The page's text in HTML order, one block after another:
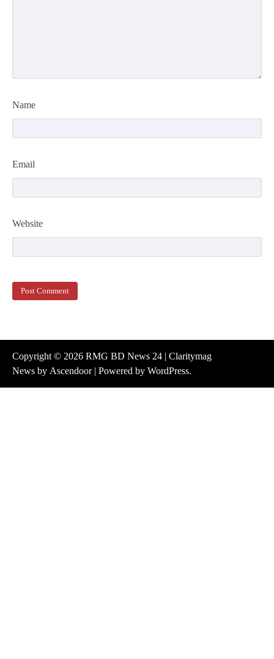
Name
Email
Website
Copyright © 2026 RMG BD News 24 | Claritymag
News by Ascendoor| Powered by WordPress.